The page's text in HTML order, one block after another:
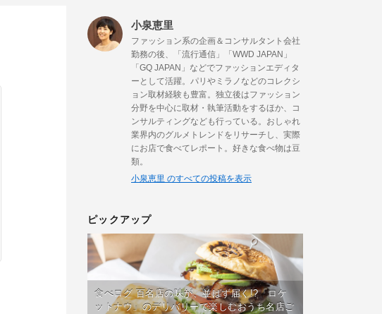
小泉恵里
ファッション系の企画＆コンサルタント会社
勤務の後、「流行通信」「WWD JAPAN」
「GQ JAPAN」などでファッションエディタ
ーとして活躍。パリやミラノなどのコレクシ
ョン取材経験も豊富。独立後はファッション
分野を中心に取材・執筆活動をするほか、コ
ンサルティングなども行っている。おしゃれ
業界内のグルメトレンドをリサーチし、実際
にお店で食べてレポート。好きな食べ物は豆
類。
小泉恵里 のすべての投稿を表示
ピックアップ
食べログ 百名店の味が、並ばず届く!?「ロケ
ットナウ」のデリバリーで楽しむおうち名店ご